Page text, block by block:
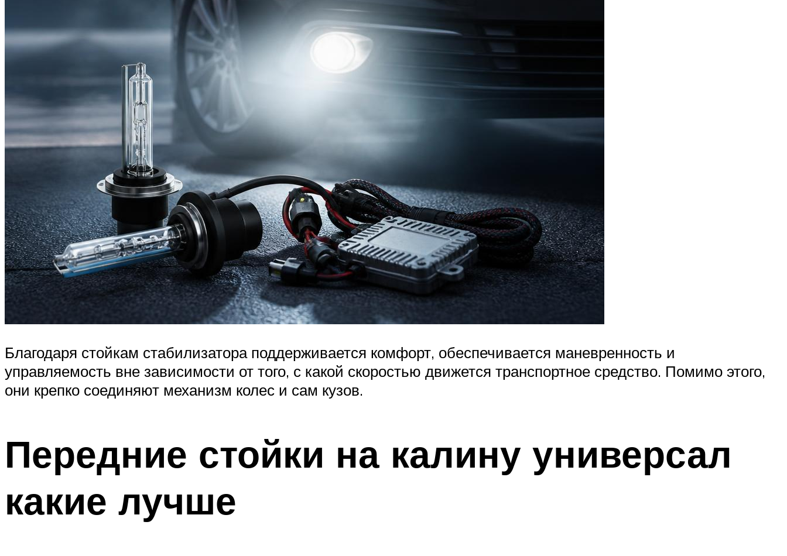
Благодаря стойкам стабилизатора поддерживается комфорт, обеспечивается маневренность и
управляемость вне зависимости от того, с какой скоростью движется транспортное средство. Помимо этого,
они крепко соединяют механизм колес и сам кузов.
Передние стойки на калину универсал
какие лучше